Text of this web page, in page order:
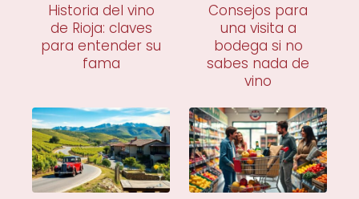
Historia del vino
de Rioja: claves
para entender su
fama
Consejos para
una visita a
bodega si no
sabes nada de
vino